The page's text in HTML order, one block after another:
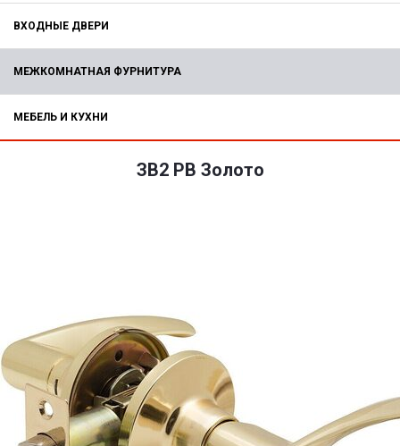
ВХОДНЫЕ ДВЕРИ
МЕЖКОМНАТНАЯ ФУРНИТУРА
МЕБЕЛЬ И КУХНИ
ЗВ2 PB Золото